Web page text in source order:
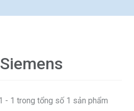
- 1 trong tổng số 1 sản phẩm